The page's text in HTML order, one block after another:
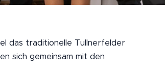
das traditionelle Tullnerfelder
sich gemeinsam mit den